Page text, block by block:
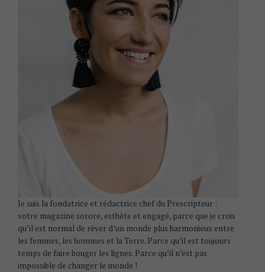
Je suis la fondatrice et rédactrice chef du Prescripteur :
votre magazine sorore, esthète et engagé, parce que je crois
qu’il est normal de rêver d’un monde plus harmonieux entre
les femmes, les hommes et la Terre. Parce qu’il est toujours
temps de faire bouger les lignes. Parce qu’il n’est pas
impossible de changer le monde !